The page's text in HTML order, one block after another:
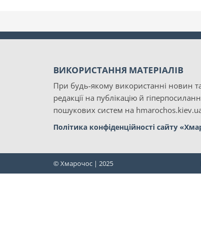
ВИКОРИСТАННЯ МАТЕРІАЛІВ
При будь-якому використанні новин та
редакції на публікацію й
пошукових систем на
Політика конфіденційності сайту
© Хмарочос | 2025